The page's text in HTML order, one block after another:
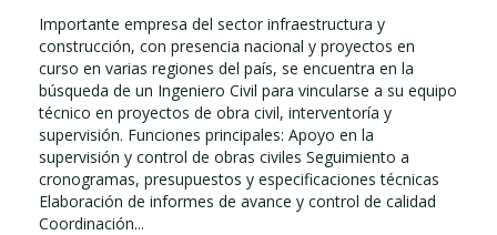
Importante empresa del sector infraestructura y
construcción, con presencia nacional y proyectos en
curso en varias regiones del país, se encuentra en la
búsqueda de un Ingeniero Civil para vincularse a su equipo
técnico en proyectos de obra civil, interventoría y
supervisión. Funciones principales: Apoyo en la
supervisión y control de obras civiles Seguimiento a
cronogramas, presupuestos y especificaciones técnicas
Elaboración de informes de avance y control de calidad
Coordinación...